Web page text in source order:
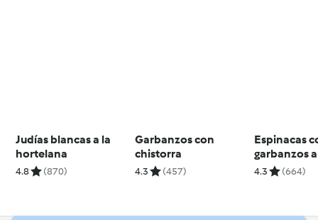
Judías blancas a la
hortelana
4.8 (870)
Garbanzos con
chistorra
4.3 (457)
Espinacas
garbanzos
sevillana
4.3 (664)